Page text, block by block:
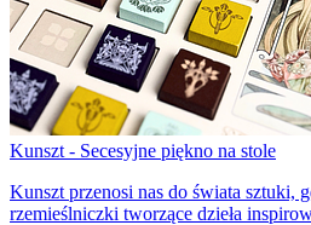
Kunszt - Secesyjne piękno na stole
Kunszt przenosi nas do świata sztuki,
rzemieślniczki tworzące dzieła